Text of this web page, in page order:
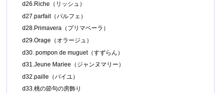
d26.Riche（リッシュ）
d27.parfait（パルフェ）
d28.Primavera（プリマベーラ）
d29.Orage（オラージュ）
d30. pompon de muguet（すずらん）
d31.Jeune Mariee（ジャンヌマリー）
d32.paille（パイユ）
d33.桃の節句の房飾り